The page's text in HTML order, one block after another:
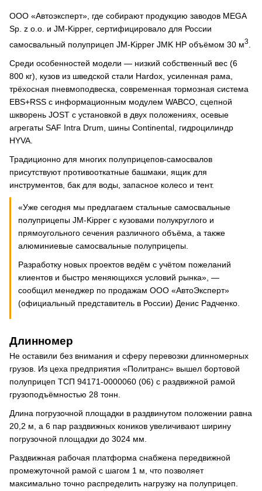
ООО «Автоэксперт», где собирают продукцию заводов MEGA
Sp. z o.o. и JM-Kipper, сертифицировало для России
самосвальный полуприцеп JM-Kipper JMK HP объёмом 30 м3
Среди особенностей модели — низкий собственный вес (6
800 кг), кузов из шведской стали Hardox, усиленная рама,
трёхосная пневмоподвеска, современная тормозная система
EBS+RSS с информационным модулем WABCO, сцепной
шкворень JOST с установкой в двух положениях, осевые
агрегаты SAF Intra Drum, шины Continental, гидроцилиндр
HYVA.
Традиционно для многих полуприцепов-самосвалов
присутствуют противооткатные башмаки, ящик для
инструментов, бак для воды, запасное колесо и тент.
«Уже сегодня мы предлагаем стальные самосвальные
полуприцепы JM-Kipper c кузовами полукруглого и
прямоугольного сечения различного объёма, а также
алюминиевые самосвальные полуприцепы.
Разработку новых проектов ведём с учётом пожеланий
клиентов и быстро меняющихся условий рынка», —
сообщил менеджер по продажам ООО «АвтоЭксперт»
(официальный представитель в России) Денис Радченко.
Длинномер
Не оставили без внимания и сферу перевозки длинномерных
грузов. Из цеха предприятия «Политранс» вышел бортовой
полуприцеп ТСП 94171-0000060 (06) с раздвижной рамой
грузоподъёмностью 28 тонн.
Длина погрузочной площадки в раздвинутом положении равна
20,2 м, а 6 пар раздвижных коников увеличивают ширину
погрузочной площадки до 3024 мм.
Раздвижная рабочая платформа снабжена передвижной
промежуточной рамой с шагом 1 м, что позволяет
максимально точно распределить нагрузку на полуприцеп.